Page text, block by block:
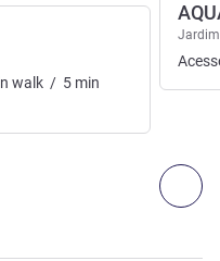
1 :, Arte, cultura
walk / 5 min